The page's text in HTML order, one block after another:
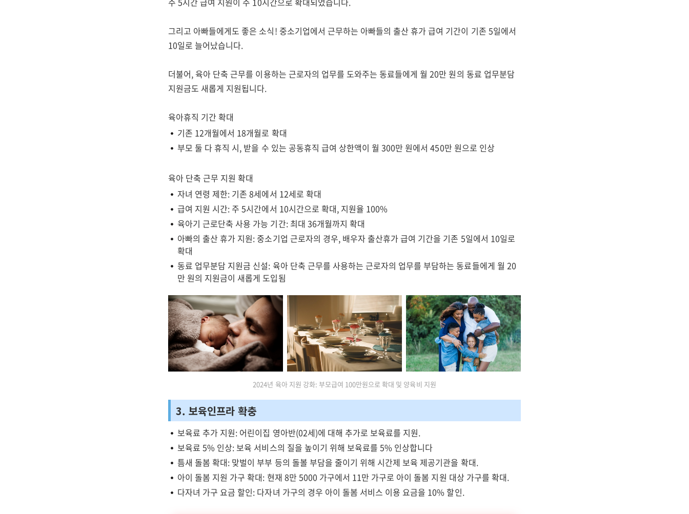
그리고 아빠들에게도 좋은 소식! 중소기업에서 근무하는 아빠들의 출산 휴가 급여 기간이 기존 5일에서
10일로 늘어났습니다.
더불어, 육아 단축 근무를 이용하는 근로자의 업무를 도와주는 동료들에게 월 20만 원의 동료 업무분담
지원금도 새롭게 지원됩니다.
육아휴직 기간 확대
기존 12개월에서 18개월로 확대
부모 둘 다 휴직 시, 받을 수 있는 공동휴직 급여 상한액이 월 300만 원에서 450만 원으로 인상
육아 단축 근무 지원 확대
자녀 연령 제한: 기존 8세에서 12세로 확대
급여 지원 시간: 주 5시간에서 10시간으로 확대, 지원율 100%
육아기 근로단축 사용 가능 기간: 최대 36개월까지 확대
아빠의 출산 휴가 지원: 중소기업 근로자의 경우, 배우자 출산휴가 급여 기간을 기존 5일에서 10일로
확대
동료 업무분담 지원금 신설: 육아 단축 근무를 사용하는 근로자의 업무를 부담하는 동료들에게 월 20
만 원의 지원금이 새롭게 도입됨
2024년 육아 지원 강화: 부모급여 100만원으로 확대 및 양육비 지원
3. 보육인프라 확충
보육료 추가 지원: 어린이집 영아반(02세)에 대해 추가로 보육료를 지원.
보육료 5% 인상: 보육 서비스의 질을 높이기 위해 보육료를 5% 인상합니다
틈새 돌봄 확대: 맞벌이 부부 등의 돌볼 부담을 줄이기 위해 시간제 보육 제공기관을 확대.
아이 돌봄 지원 가구 확대: 현재 8만 5000 가구에서 11만 가구로 아이 돌봄 지원 대상 가구를 확대.
다자녀 가구 요금 할인: 다자녀 가구의 경우 아이 돌봄 서비스 이용 요금을 10% 할인.